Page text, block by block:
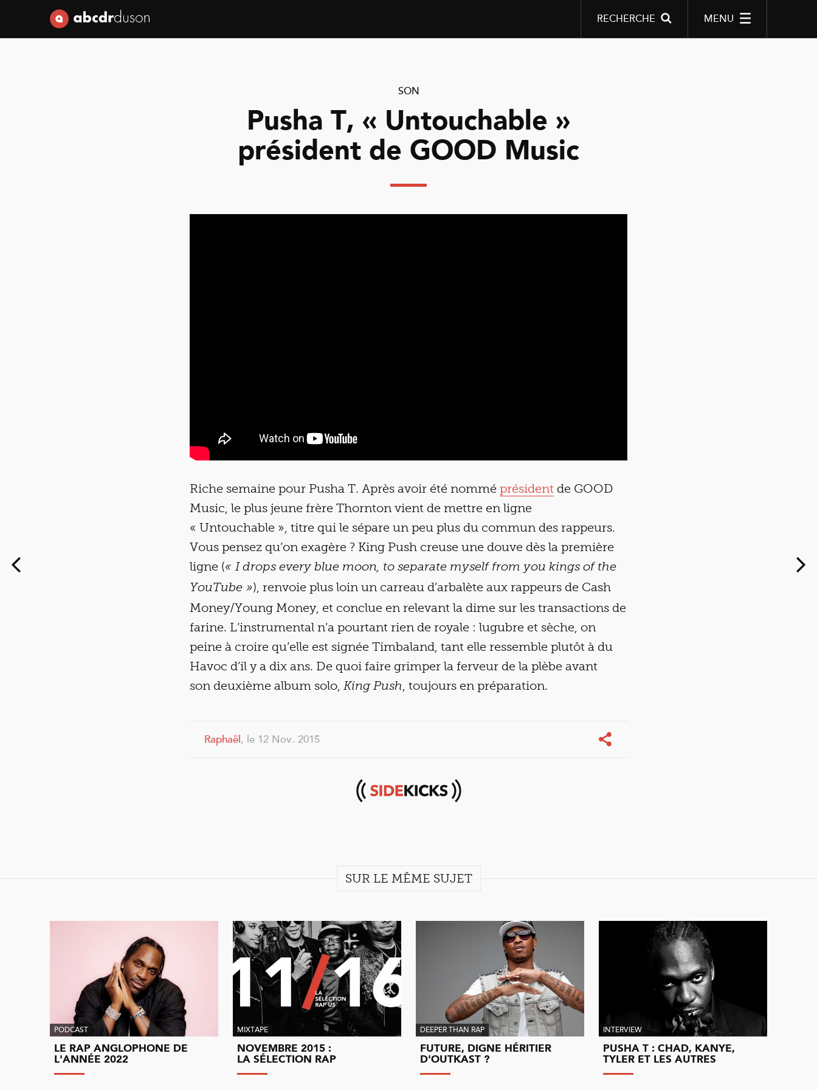
MENU
RECHERCHE
Abcdr du Son
SON
Pusha T, « Untouchable »
président de GOOD Music
Riche semaine pour Pusha T. Après avoir été nommé président de GOOD
Music, le plus jeune frère Thornton vient de mettre en ligne
« Untouchable », titre qui le sépare un peu plus du commun des rappeurs.
Vous pensez qu’on exagère ? King Push creuse une douve dès la première
ligne (« I drops every blue moon, to separate myself from you kings of the
YouTube »), renvoie plus loin un carreau d’arbalète aux rappeurs de Cash
Money/Young Money, et conclue en relevant la dime sur les transactions de
farine. L’instrumental n’a pourtant rien de royale : lugubre et sèche, on
peine à croire qu’elle est signée Timbaland, tant elle ressemble plutôt à du
Havoc d’il y a dix ans. De quoi faire grimper la ferveur de la plèbe avant
son deuxième album solo, King Push, toujours en préparation.
Raphaël, le 12 Nov. 2015
SUR LE MÊME SUJET
PODCAST
LE RAP ANGLOPHONE DE
L'ANNÉE 2022
MIXTAPE
NOVEMBRE 2015 :
LA SÉLECTION RAP
DEEPER THAN RAP
FUTURE, DIGNE HÉRITIER
D'OUTKAST ?
INTERVIEW
PUSHA T : CHAD, KANYE,
TYLER ET LES AUTRES